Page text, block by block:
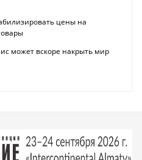
цены на
может вскоре накрыть мир